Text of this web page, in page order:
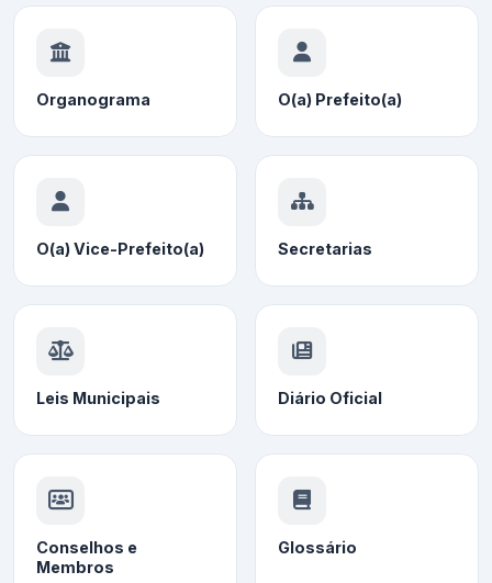
Organograma O(a) Prefeito(a)
O(a) Vice-Prefeito(a) Secretarias
Leis Municipais Diário Oficial
Conselhos e
Membros
Glossário